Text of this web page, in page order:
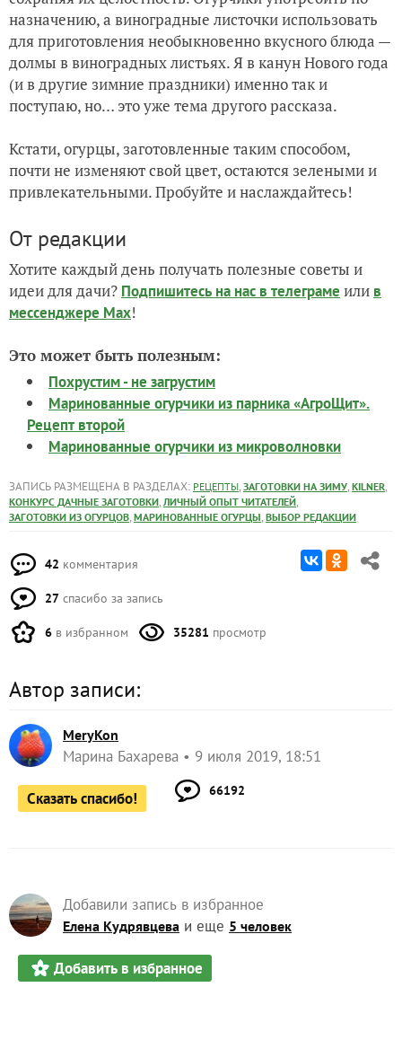
назначению, а виноградные листочки использовать
для приготовления необыкновенно вкусного блюда —
долмы в виноградных листьях. Я в канун Нового года
(и в другие зимние праздники) именно так и
поступаю, но… это уже тема другого рассказа.
Кстати, огурцы, заготовленные таким способом,
почти не изменяют свой цвет, остаются зелеными и
привлекательными. Пробуйте и наслаждайтесь!
От редакции
Хотите каждый день получать полезные советы и
идеи для дачи? Подпишитесь на нас в телеграме или в
мессенджере Max!
Это может быть полезным:
Похрустим - не загрустим
Маринованные огурчики из парника «АгроЩит».
Рецепт второй
Маринованные огурчики из микроволновки
ЗАПИСЬ РАЗМЕЩЕНА В РАЗДЕЛАХ: РЕЦЕПТЫ, ЗАГОТОВКИ НА ЗИМУ, KILNER,
КОНКУРС ДАЧНЫЕ ЗАГОТОВКИ, ЛИЧНЫЙ ОПЫТ ЧИТАТЕЛЕЙ,
ЗАГОТОВКИ ИЗ ОГУРЦОВ, МАРИНОВАННЫЕ ОГУРЦЫ, ВЫБОР РЕДАКЦИИ
42 комментария
27 спасибо за запись
6 в избранном 35281 просмотр
Автор записи:
MeryKon
Марина Бахарева 9 июля 2019, 18:51
Сказать спасибо! 66192
Добавили запись в избранное
Елена Кудрявцева и еще 5 человек
Добавить в избранное